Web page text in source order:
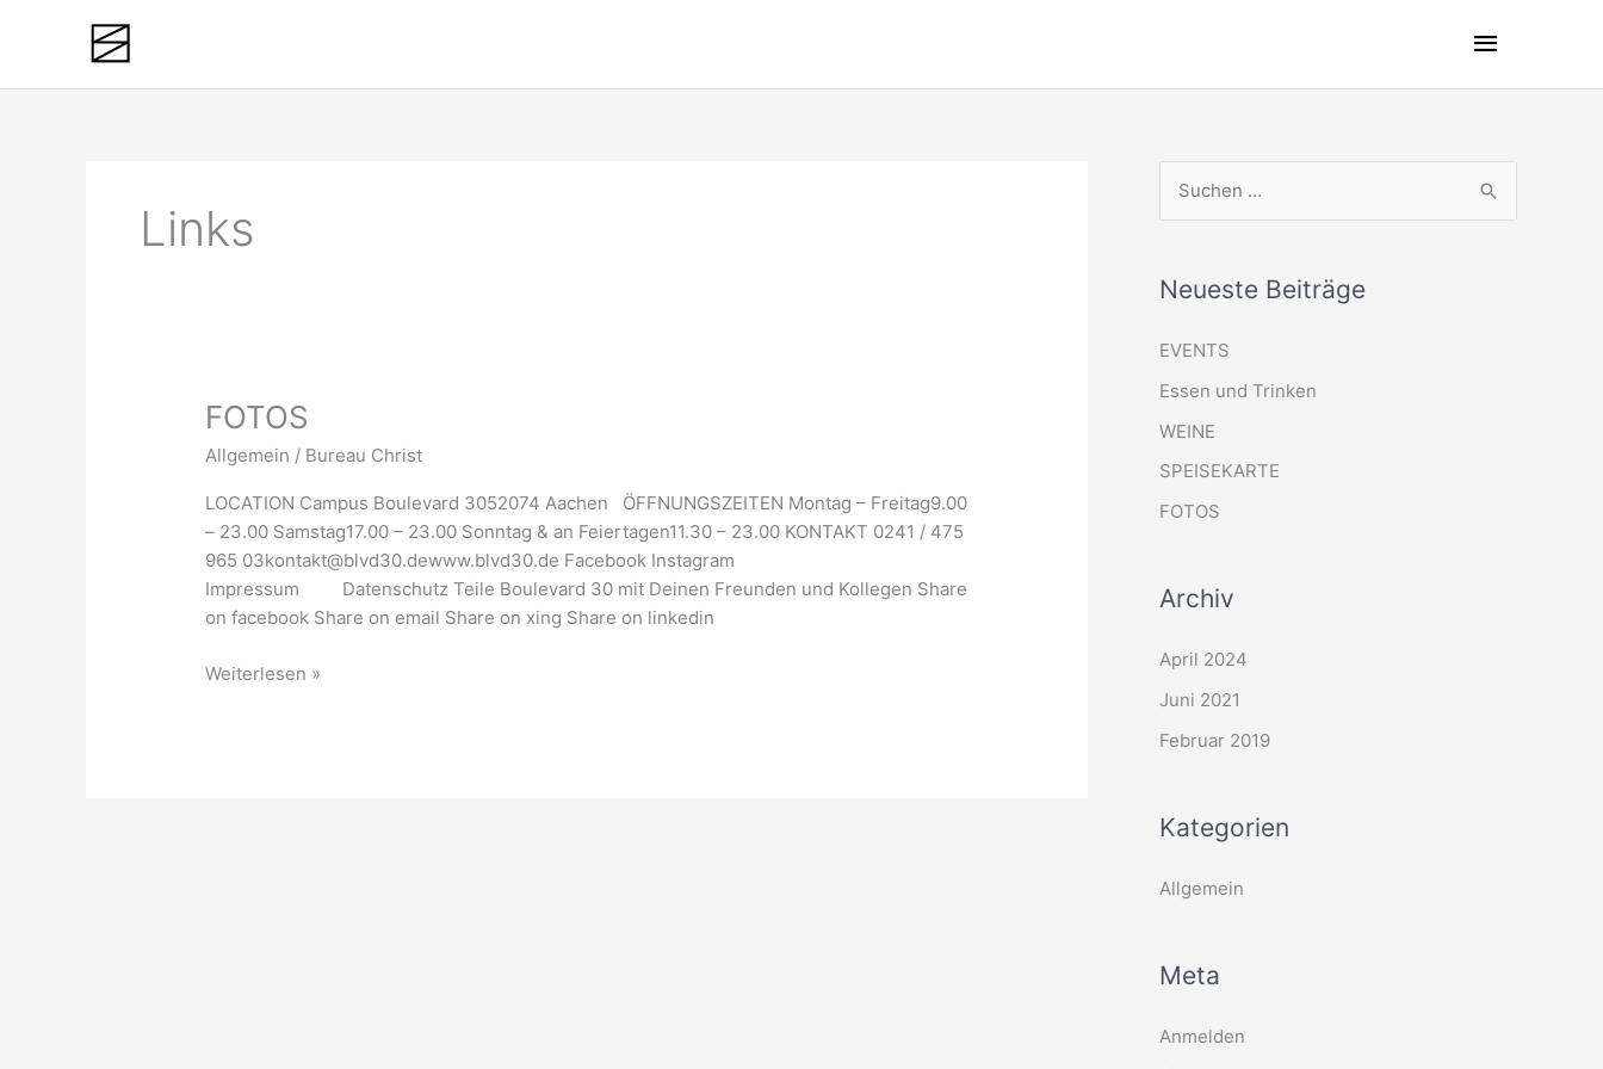
Links
FOTOS
Allgemein / Bureau Christ
LOCATION Campus Boulevard 3052074 Aachen ÖFFNUNGSZEITEN Montag – Freitag9.00
– 23.00 Samstag17.00 – 23.00 Sonntag & an Feiertagen11.30 – 23.00 KONTAKT 0241 / 475
965 03kontakt@blvd30.dewww.blvd30.de Facebook Instagram
Impressum Datenschutz Teile Boulevard 30 mit Deinen Freunden und Kollegen Share
on facebook Share on email Share on xing Share on linkedin
FOTOS
Weiterlesen »
h
e
a
c
h
Neueste Beiträge
EVENTS
Essen und Trinken
WEINE
SPEISEKARTE
FOTOS
Archiv
April 2024
Juni 2021
Februar 2019
Kategorien
Allgemein
Meta
Anmelden